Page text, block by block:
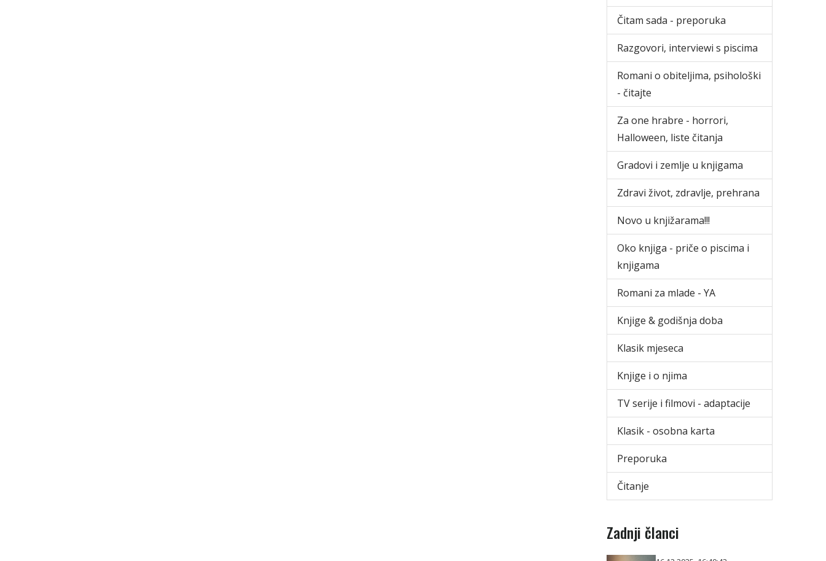
Čitam sada - preporuka
Razgovori, interviewi s piscima
Romani o obiteljima, psihološki
- čitajte
Za one hrabre - horrori,
Halloween, liste čitanja
Gradovi i zemlje u knjigama
Zdravi život, zdravlje, prehrana
Novo u knjižarama!!!
Oko knjiga - priče o piscima i
knjigama
Romani za mlade - YA
Knjige & godišnja doba
Klasik mjeseca
Knjige i o njima
TV serije i filmovi - adaptacije
Klasik - osobna karta
Preporuka
Čitanje
Zadnji članci